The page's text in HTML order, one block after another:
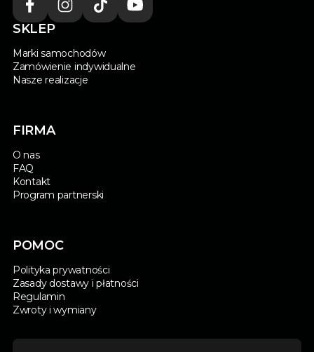
SKLEP
Marki samochodów
Zamówienie indywidualne
Nasze realizacje
FIRMA
O nas
FAQ
Kontakt
Program partnerski
POMOC
Polityka prywatności
Zasady dostawy i płatności
Regulamin
Zwroty i wymiany